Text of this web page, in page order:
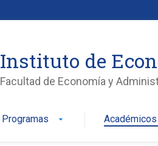
Instituto de
Facultad de Economía y
Programas arrow_drop_down